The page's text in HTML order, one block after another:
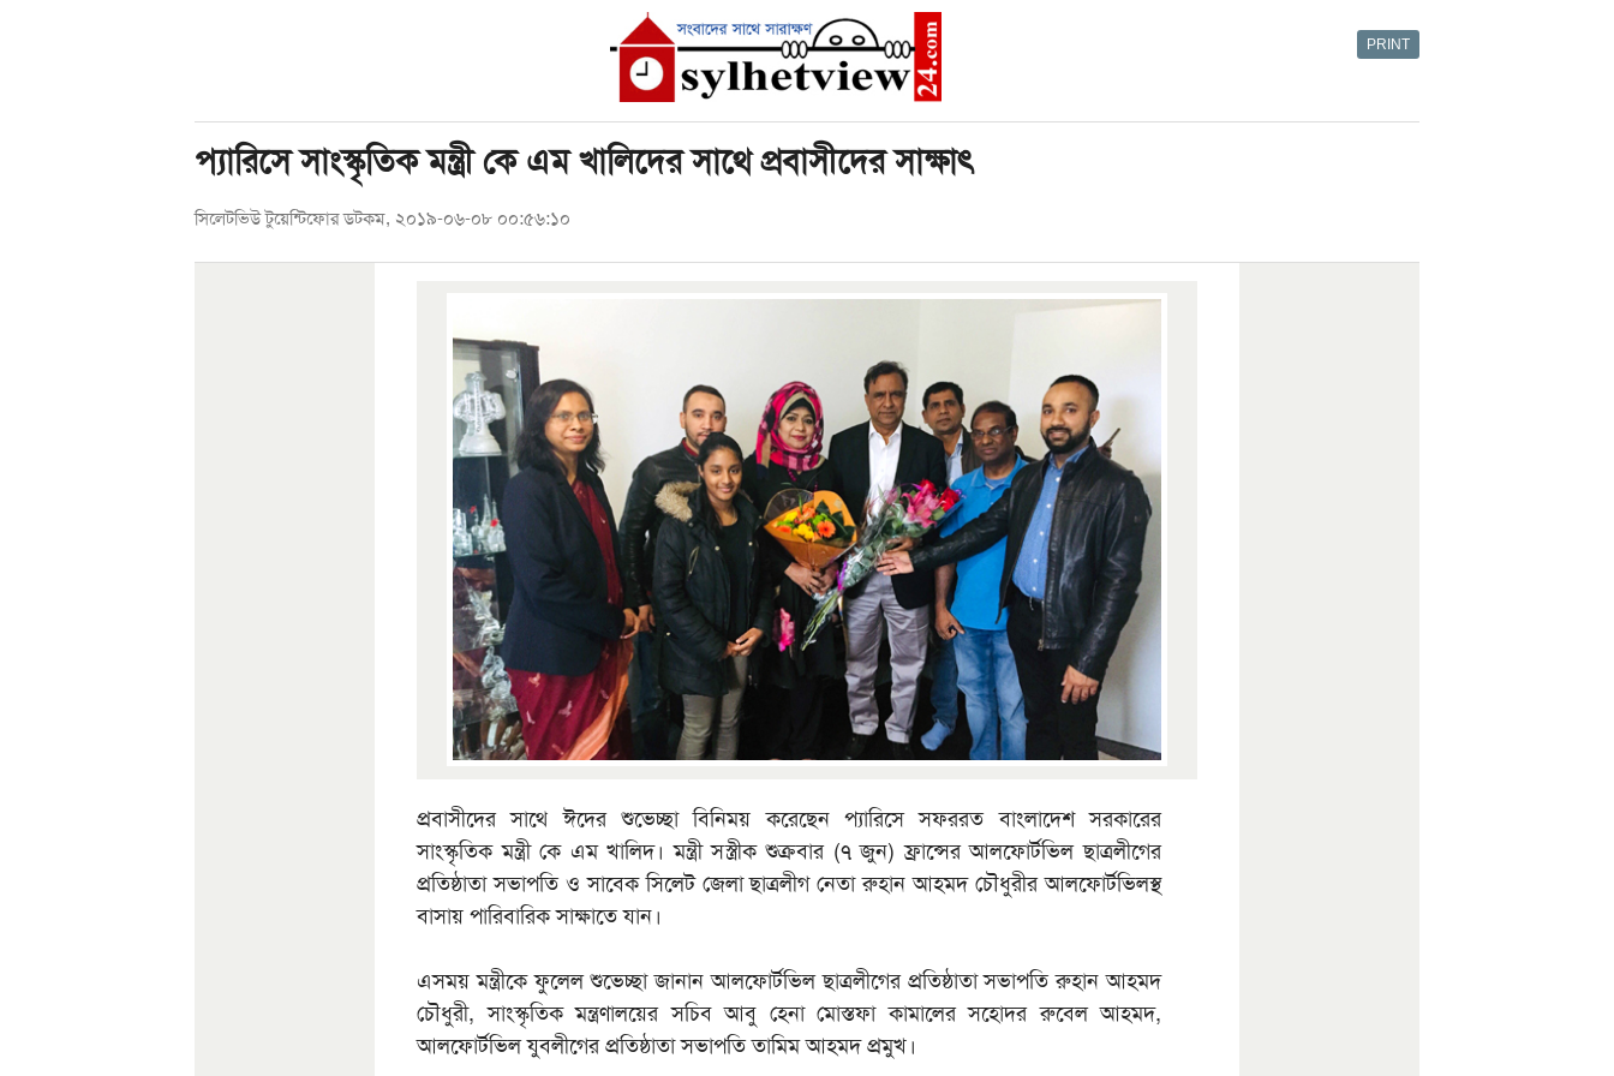
PRINT
প্যারিসে সাংস্কৃতিক মন্ত্রী কে এম খালিদের সাথে প্রবাসীদের সাক্ষাৎ
সিলেটভিউ টুয়েন্টিফোর ডটকম, ২০১৯-০৬-০৮ ০০:৫৬:১০
প্রবাসীদের সাথে ঈদের শুভেচ্ছা বিনিময় করেছেন প্যারিসে সফররত বাংলাদেশ সরকারের
সাংস্কৃতিক মন্ত্রী কে এম খালিদ। মন্ত্রী সস্ত্রীক শুক্রবার (৭ জুন) ফ্রান্সের আলফোর্টভিল ছাত্রলীগের
প্রতিষ্ঠাতা সভাপতি ও সাবেক সিলেট জেলা ছাত্রলীগ নেতা রুহান আহমদ চৌধুরীর আলফোর্টভিলস্থ
বাসায় পারিবারিক সাক্ষাতে যান।
এসময় মন্ত্রীকে ফুলেল শুভেচ্ছা জানান আলফোর্টভিল ছাত্রলীগের প্রতিষ্ঠাতা সভাপতি রুহান আহমদ
চৌধুরী, সাংস্কৃতিক মন্ত্রণালয়ের সচিব আবু হেনা মোস্তফা কামালের সহোদর রুবেল আহমদ,
আলফোর্টভিল যুবলীগের প্রতিষ্ঠাতা সভাপতি তামিম আহমদ প্রমুখ।